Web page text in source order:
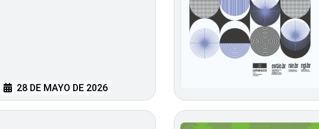
28 DE MAYO DE 2026